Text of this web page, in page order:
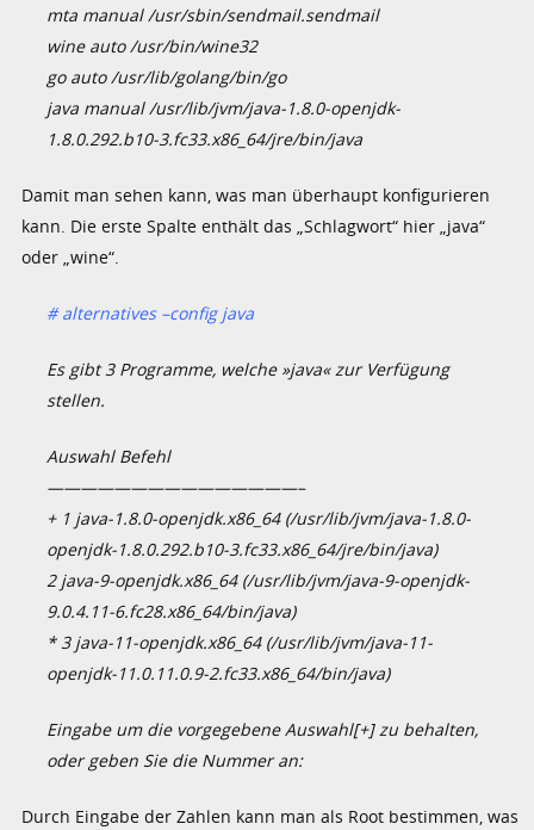
mta manual /usr/sbin/sendmail.sendmail
wine auto /usr/bin/wine32
go auto /usr/lib/golang/bin/go
java manual /usr/lib/jvm/java-1.8.0-openjdk-
1.8.0.292.b10-3.fc33.x86_64/jre/bin/java
Damit man sehen kann, was man überhaupt konfigurieren
kann. Die erste Spalte enthält das „Schlagwort“ hier „java“
oder „wine“.
# alternatives –config java
Es gibt 3 Programme, welche »java« zur Verfügung
stellen.
Auswahl Befehl
———————————————–
+ 1 java-1.8.0-openjdk.x86_64 (/usr/lib/jvm/java-1.8.0-
openjdk-1.8.0.292.b10-3.fc33.x86_64/jre/bin/java)
2 java-9-openjdk.x86_64 (/usr/lib/jvm/java-9-openjdk-
9.0.4.11-6.fc28.x86_64/bin/java)
* 3 java-11-openjdk.x86_64 (/usr/lib/jvm/java-11-
openjdk-11.0.11.0.9-2.fc33.x86_64/bin/java)
Eingabe um die vorgegebene Auswahl[+] zu behalten,
oder geben Sie die Nummer an:
Durch Eingabe der Zahlen kann man als Root bestimmen, was